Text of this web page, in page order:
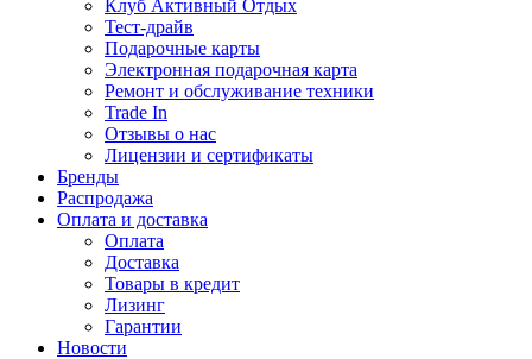
Клуб Активный Отдых
Тест-драйв
Подарочные карты
Электронная подарочная карта
Ремонт и обслуживание техники
Trade In
Отзывы о нас
Лицензии и сертификаты
Бренды
Распродажа
Оплата и доставка
Оплата
Доставка
Товары в кредит
Лизинг
Гарантии
Новости